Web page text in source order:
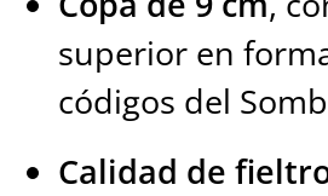
superior en
códigos del
Calidad de